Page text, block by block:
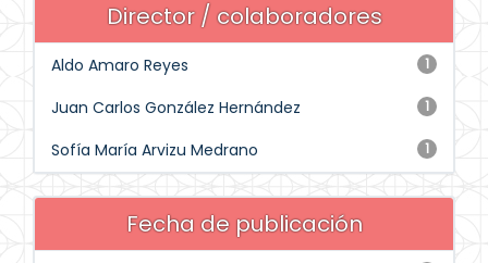
Director / colaboradores
1
Aldo Amaro Reyes
1
Juan Carlos González Hernández
1
Sofía María Arvizu Medrano
Fecha de publicación